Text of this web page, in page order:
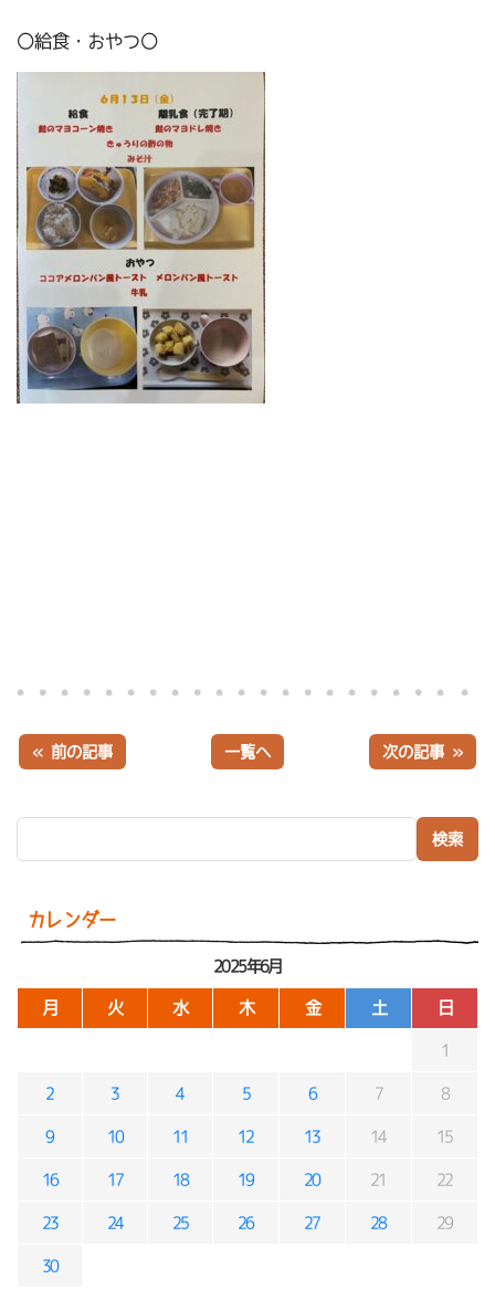
カレンダー
2025年6月
月 火 水 木 金 土 日
1
2 3 4 5 6 7 8
9 10 11 12 13 14 15
16 17 18 19 20 21 22
23 24 25 26 27 28 29
30
〇給食・おやつ〇
« 前の記事 一覧へ 次の記事 »